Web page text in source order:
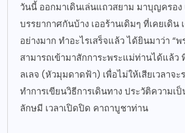
วันนี้ ออกมาเดินเล่นแถวสยาม มาบุญครอง
บรรยากาศกันบ้าง เออร้านเดิมๆ ที่เคยเดิน
อย่างมาก ทำอะไรเสร็จแล้ว ได้ยินมาว่า “
สามารถเข้ามาสักการะพระแม่ท่านได้แล้ว
ลเลจ (หัวมุมดาดฟ้า) เพื่อไม่ให้เสียเวลาจ
ทำการเขียนวิธีการเดินทาง ประวัติความเ
ลักษมี เวลาเปิดปิด คาถาบูชาท่าน